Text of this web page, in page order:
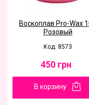
Воскоплав Pro-Wax
Розовый
Код: 8573
450 грн
В корзину